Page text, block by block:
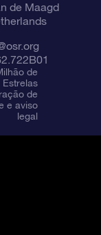
de Maagd
de
Estrelas
de
e aviso
legal